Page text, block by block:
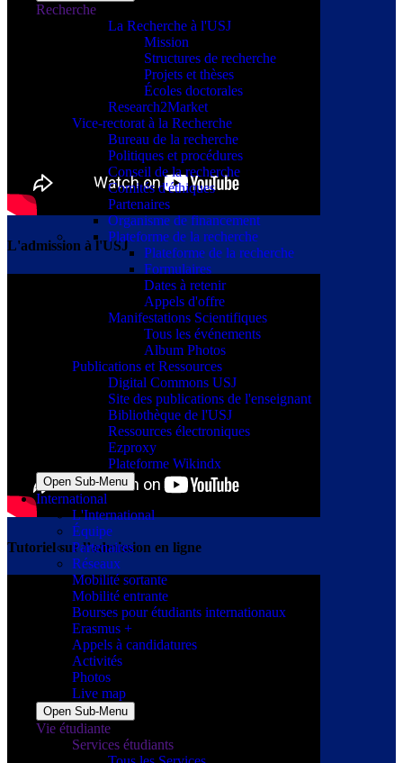
Recherche
La Recherche à l'USJ
Mission
Structures de recherche
Projets et thèses
Écoles doctorales
Research2Market
Vice-rectorat à la Recherche
Bureau de la recherche
Politiques et procédures
Conseil de la recherche
Comités d'éthiques
Partenaires
Organisme de financement
Plateforme de la recherche
Plateforme de la recherche
Formulaires
Dates à retenir
Appels d'offre
Manifestations Scientifiques
Tous les événements
Album Photos
Publications et Ressources
Digital Commons USJ
Site des publications de l'enseignant
Bibliothèque de l'USJ
Ressources électroniques
Ezproxy
Plateforme Wikindx
Open Sub-Menu
International
L'International
Équipe
Partenaires
Réseaux
Mobilité sortante
Mobilité entrante
Bourses pour étudiants internationaux
Erasmus +
Appels à candidatures
Activités
Photos
Live map
Open Sub-Menu
Vie étudiante
Services étudiants
L'admission à l'USJ
Tutoriel sur l’admission en ligne